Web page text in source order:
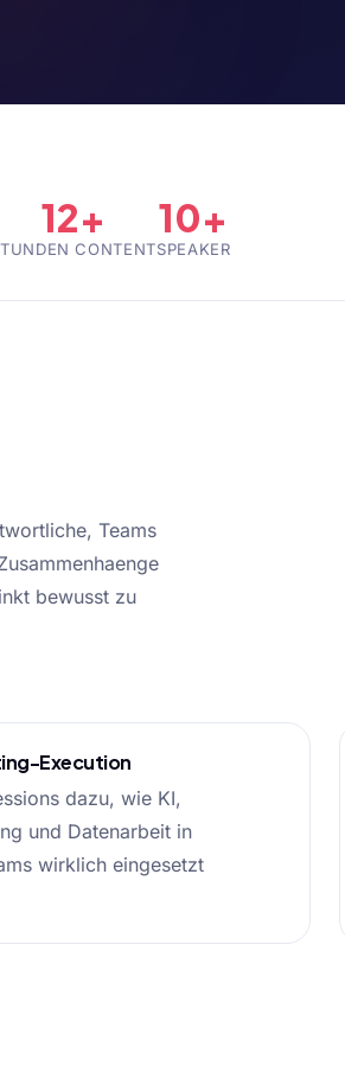
12+
CONTENT
10+
SPEAKER
Teams
bewusst zu
Execution
dazu, wie KI,
und Datenarbeit in
wirklich eingesetzt